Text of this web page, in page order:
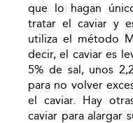
que lo hagan
tratar el caviar y
utiliza el método
decir, el caviar es
5% de sal, unos
para no volver
el caviar. Hay
caviar para alargar